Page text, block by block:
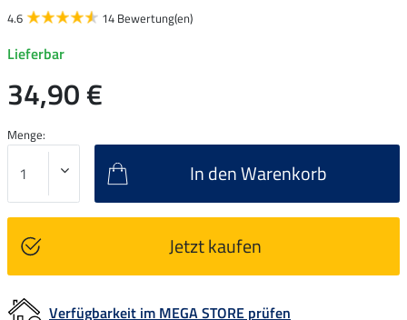
4.6 14 Bewertung(en)
Lieferbar
34,90 €
Menge:
In den Warenkorb
Jetzt kaufen
Verfügbarkeit im MEGA STORE prüfen